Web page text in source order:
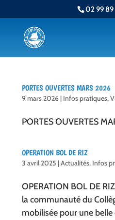
02 99
PORTES OUVERTES MARS 2026
9 mars 2026| Infos pratiques,
PORTES OUVERTES
OPERATION BOL DE RIZ
3 avril 2025 |Actualités, Infos
OPERATION BOL DE
la communauté du
mobilisée pour une belle